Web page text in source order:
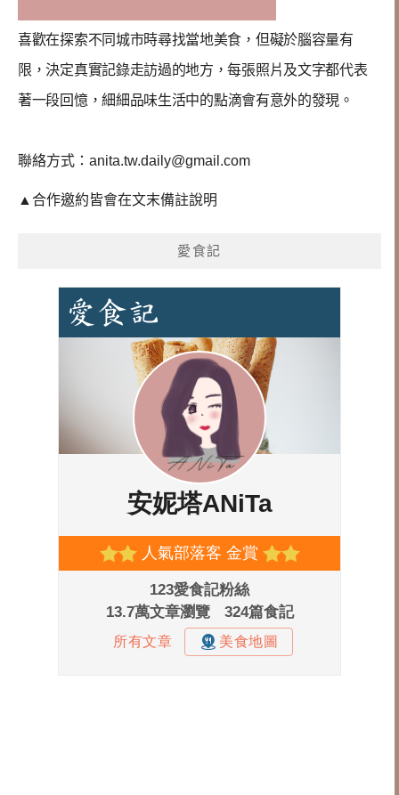
喜歡在探索不同城市時尋找當地美食，但礙於腦容量有
限，決定真實記錄走訪過的地方，每張照片及文字都代表
著一段回憶，細細品味生活中的點滴會有意外的發現 。
聯絡方式： anita.tw.daily@gmail.com
▲合作邀約皆會在文末備註說明
愛食記